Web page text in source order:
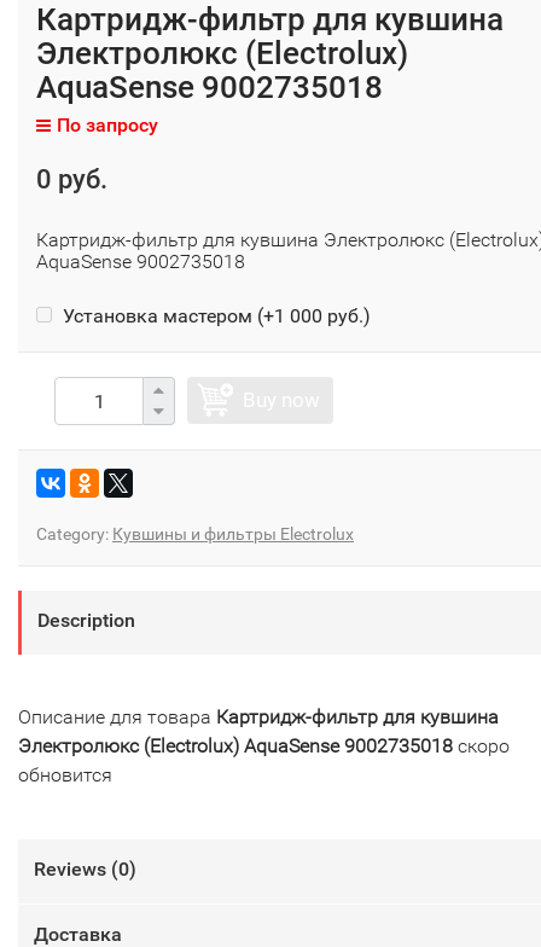
Картридж-фильтр для кувшина
Электролюкс (Electrolux)
AquaSense 9002735018
По запросу
0 руб.
Картридж-фильтр для кувшина Электролюкс
AquaSense 9002735018
Установка мастером (+1 000 руб.)
Category: Кувшины и фильтры Electrolux
Description
Описание для товара Картридж-фильтр для кувшина
Электролюкс (Electrolux) AquaSense 9002735018 скоро
обновится
Reviews (0)
Доставка